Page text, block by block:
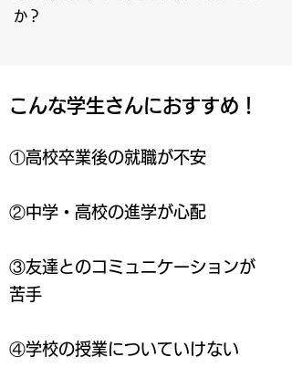
か？
こんな学生さんにおすすめ！
①高校卒業後の就職が不安
②中学・高校の進学が心配
③友達とのコミュニケーションが
苦手
④学校の授業についていけない